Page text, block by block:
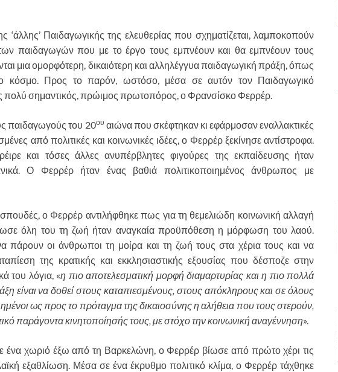
Παιδαγωγικής της ελευθερίας που σχηματίζεται, λαμποκοπούν
παιδαγωγών που με το έργο τους εμπνέουν και θα εμπνέουν τους
μια ομορφότερη, δικαιότερη και αλληλέγγυα παιδαγωγική πράξη, όπως
κόσμο. Προς το παρόν, ωστόσο, μέσα σε αυτόν τον Παιδαγωγικό
πολύ σημαντικός, πρώιμος πρωτοπόρος, ο Φρανσίσκο Φερρέρ.
του 20ου αιώνα που σκέφτηκαν κι εφάρμοσαν εναλλακτικές
από πολιτικές και κοινωνικές ιδέες, ο Φερρέρ ξεκίνησε αντίστροφα.
και τόσες άλλες ανυπέρβλητες φιγούρες της εκπαίδευσης ήταν
Ο Φερρέρ ήταν ένας βαθιά πολιτικοποιημένος άνθρωπος με
ο Φερρέρ αντιλήφθηκε πως για τη θεμελιώδη κοινωνική αλλαγή
όλη του τη ζωή ήταν αναγκαία προϋπόθεση η μόρφωση του λαού.
πάρουν οι άνθρωποι τη μοίρα και τη ζωή τους στα χέρια τους και να
της κρατικής και εκκλησιαστικής εξουσίας που δέσποζε στην
του λόγια, «η πιο αποτελεσματική μορφή διαμαρτυρίας και η πιο πολλά
είναι να δοθεί στους καταπιεσμένους, στους απόκληρους και σε όλους
ως προς το πρόταγμα της δικαιοσύνης η αλήθεια που τους στερούν,
παράγοντα κινητοποίησής τους, με στόχο την κοινωνική αναγέννηση».
χωριό έξω από τη Βαρκελώνη, ο Φερρέρ βίωσε από πρώτο χέρι τις
εξαθλίωση. Μέσα σε ένα έκρυθμο πολιτικό κλίμα, ο Φερρέρ τάχθηκε